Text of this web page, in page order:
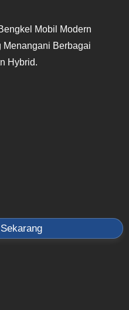
Mobil Modern
Menangani Berbagai
Hybrid.